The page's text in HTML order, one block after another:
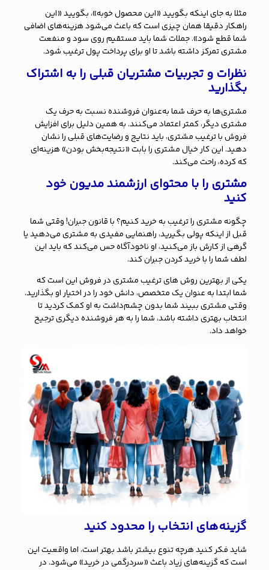
مثلا به جای اینکه بگویید «این محصول خوبه»، بگویید «این
راهکار دقیقا همان چیزی است که باعث می‌شود هزینه‌های اضافی
شما قطع شود». جملات شما باید مستقیم روی سود و منفعت
مشتری تمرکز داشته باشد تا او برای پرداخت پول ترغیب شود.
نظرات و تجربیات مشتریان قبلی را به اشتراک
بگذارید
مشتری‌ها به حرف شما به‌عنوان فروشنده نسبت به حرف یک
مشتری دیگر، کمتر اعتماد می‌کنند. به همین دلیل برای افزایش
فروش با ترغیب مشتری، باید نتایج و رضایت‌های قبلی را نشان
دهید. این کار خیال مشتری را بابت «نتیجه‌بخش بودن» هزینه‌ای
که کرده، راحت می‌کند.
مشتری را با محتوای ارزشمند مدیون خود
کنید
چگونه مشتری را ترغیب به خرید کنیم؟ با قانون جبران! وقتی شما
قبل از اینکه پولی بگیرید، راهنمایی مفیدی به مشتری می‌دهید یا
گرهی از کارش باز می‌کنید، او ناخودآگاه حس می‌کند که باید این
لطف شما را با خرید کردن جبران کند.
یکی از بهترین روش های ترغیب مشتری در فروش این است که
شما ابتدا به عنوان یک متخصص، دانش خود را در اختیار او بگذارید.
وقتی مشتری ببیند شما بدون چشم‌داشت به او کمک کردید تا
انتخاب بهتری داشته باشد، شما را به هر فروشنده دیگری ترجیح
خواهد داد.
گزینه‌های انتخاب را محدود کنید
شاید فکر کنید هرچه تنوع بیشتر باشد بهتر است، اما واقعیت این
است که گزینه‌های زیاد باعث «سردرگمی در خرید» می‌شود. در